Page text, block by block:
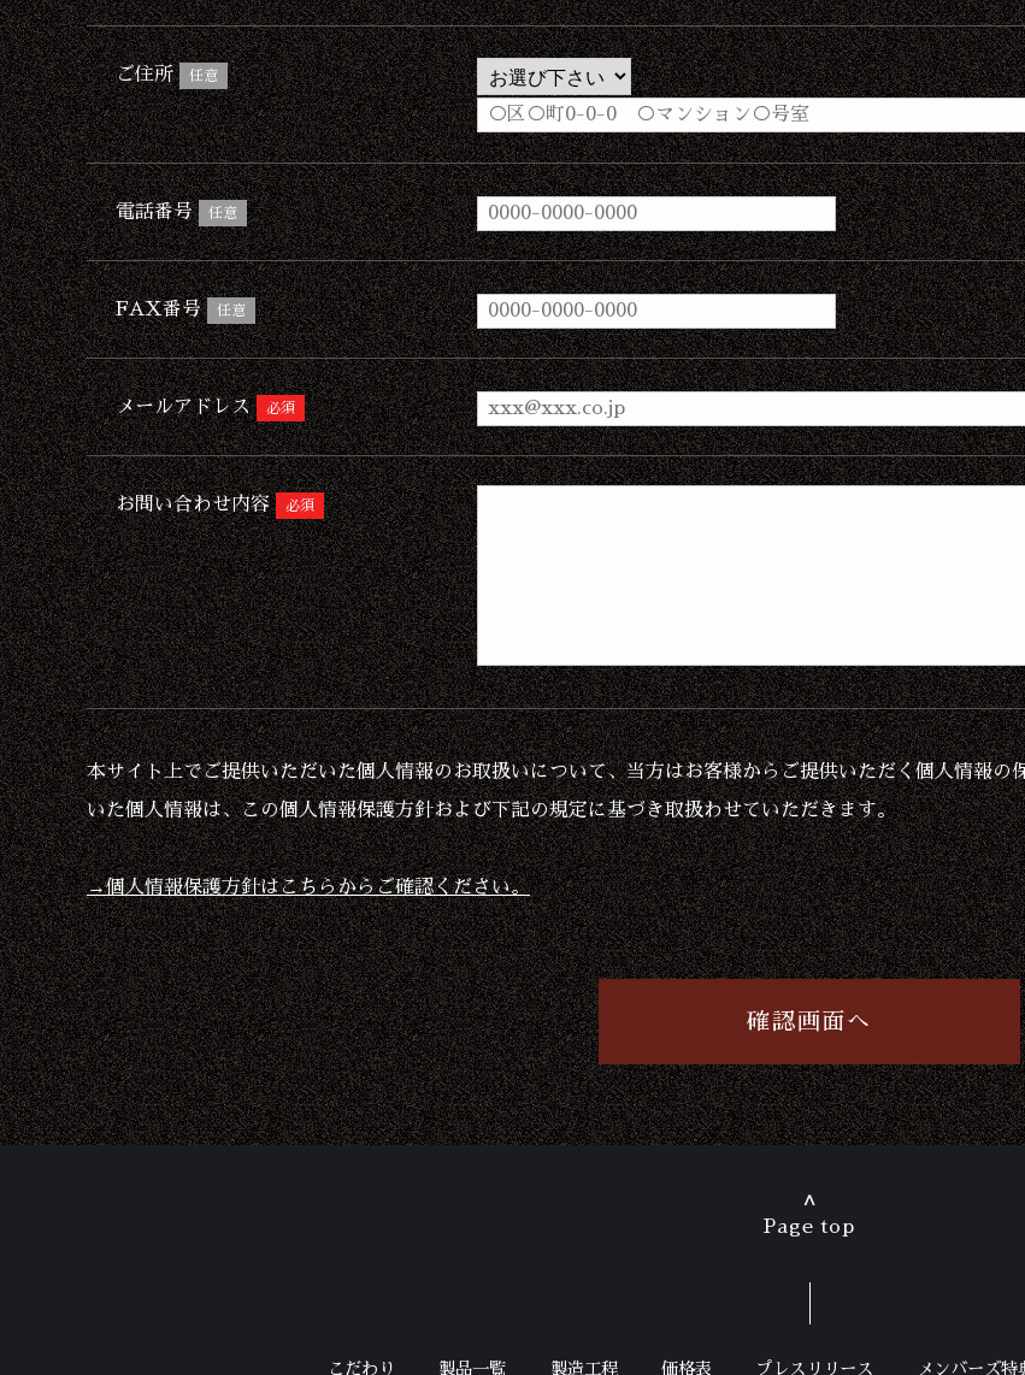
ご住所 任意
電話番号 任意
FAX番号 任意
メールアドレス 必須
お問い合わせ内容 必須
本サイト上でご提供いただいた個人情報のお取扱いについて、当方はお客様からご提供いただく個人情報
いた個人情報は、この個人情報保護方針および下記の規定に基づき取扱わせていただきます。
→個人情報保護方針はこちらからご確認ください。
Page top
こだわり 製品一覧 製造工程 価格表 プレスリリース メンバーズ特